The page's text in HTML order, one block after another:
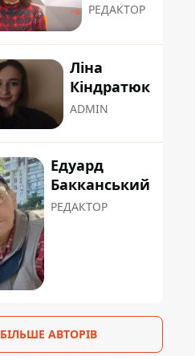
РЕДАКТОР
Ліна
Кіндратюк
ADMIN
Едуард
Бакканський
РЕДАКТОР
БІЛЬШЕ АВТОРІВ